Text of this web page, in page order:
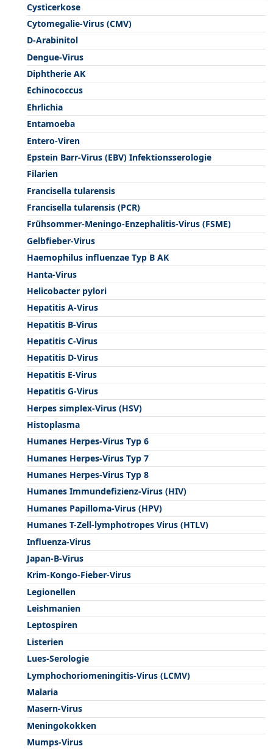
Cysticerkose
Cytomegalie-Virus (CMV)
D-Arabinitol
Dengue-Virus
Diphtherie AK
Echinococcus
Ehrlichia
Entamoeba
Entero-Viren
Epstein Barr-Virus (EBV) Infektionsserologie
Filarien
Francisella tularensis
Francisella tularensis (PCR)
Frühsommer-Meningo-Enzephalitis-Virus (FSME)
Gelbfieber-Virus
Haemophilus influenzae Typ B AK
Hanta-Virus
Helicobacter pylori
Hepatitis A-Virus
Hepatitis B-Virus
Hepatitis C-Virus
Hepatitis D-Virus
Hepatitis E-Virus
Hepatitis G-Virus
Herpes simplex-Virus (HSV)
Histoplasma
Humanes Herpes-Virus Typ 6
Humanes Herpes-Virus Typ 7
Humanes Herpes-Virus Typ 8
Humanes Immundefizienz-Virus (HIV)
Humanes Papilloma-Virus (HPV)
Humanes T-Zell-lymphotropes Virus (HTLV)
Influenza-Virus
Japan-B-Virus
Krim-Kongo-Fieber-Virus
Legionellen
Leishmanien
Leptospiren
Listerien
Lues-Serologie
Lymphochoriomeningitis-Virus (LCMV)
Malaria
Masern-Virus
Meningokokken
Mumps-Virus